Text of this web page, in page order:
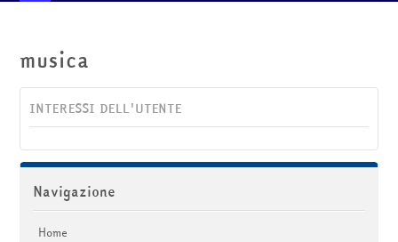
Ministero dell'Istruzione e del Merito
HelpDesk
Italiano ‎(it)‎
corsi
Invia
musica
INTERESSI DELL'UTENTE
Salta Navigazione
Navigazione
Home